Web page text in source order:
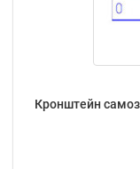
Кронштейн